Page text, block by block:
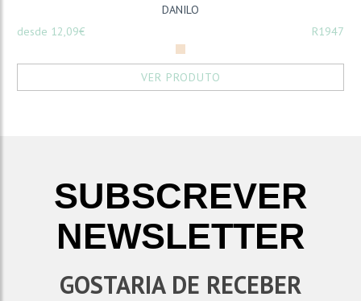
DANILO
desde 12,09€
R1947
VER PRODUTO
SUBSCREVER
NEWSLETTER
GOSTARIA DE RECEBER